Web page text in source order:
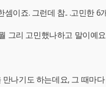
이죠. 그런데 참.. .고민한 6
그리 고민했나하고 말이예
나기도 하는데요, 그 때마